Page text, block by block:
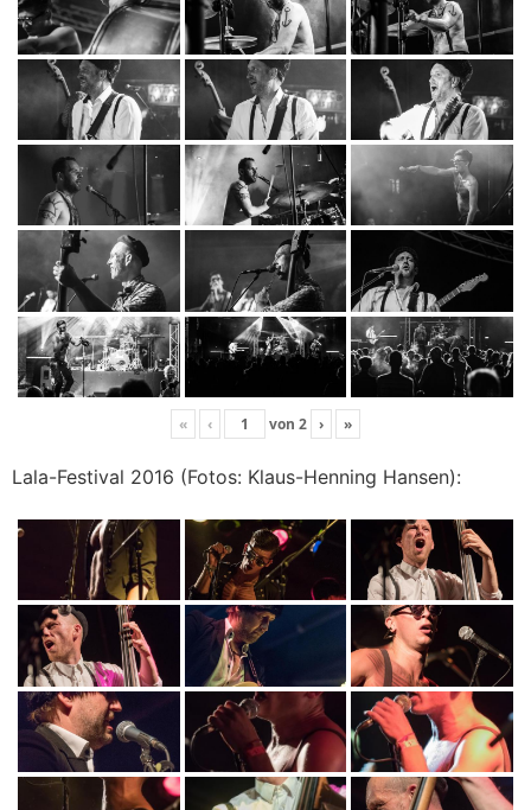
« ‹ von 2 › »
Lala-Festival 2016 (Fotos: Klaus-Henning Hansen):